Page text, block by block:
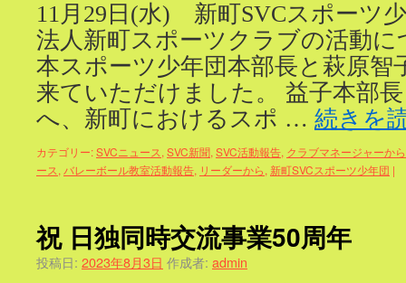
11月29日(水) 新町SVCスポーツ
法人新町スポーツクラブの活動に
本スポーツ少年団本部長と萩原智
来ていただけました。 益子本部
へ、新町におけるスポ … 続きを
カテゴリー:SVCニュース, SVC新聞, SVC活動報告, クラブマネージャーから
ース, バレーボール教室活動報告, リーダーから, 新町SVCスポーツ少年団 |
祝 日独同時交流事業50周年
投稿日: 2023年8月3日 作成者: admin